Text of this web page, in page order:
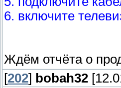
6. включите
Ждём отчёта о
[202] bobah32